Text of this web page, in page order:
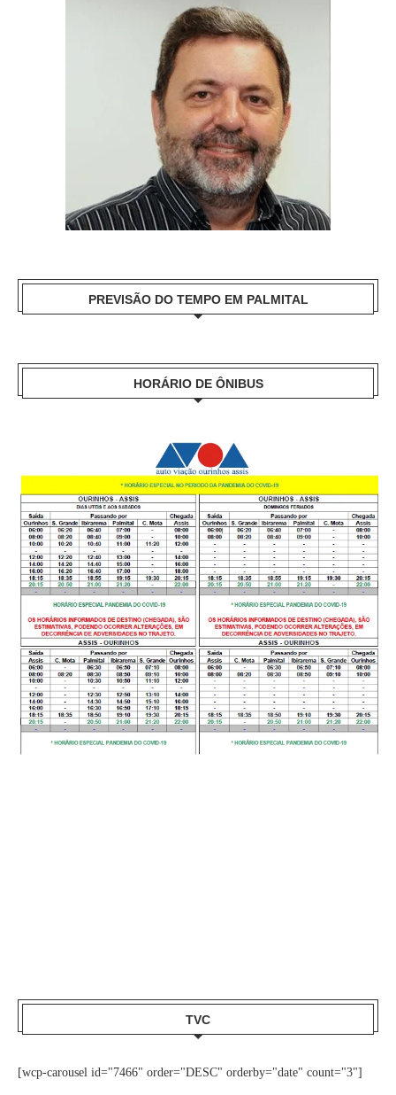
PREVISÃO DO TEMPO EM PALMITAL
HORÁRIO DE ÔNIBUS
TVC
[wcp-carousel id="7466" order="DESC" orderby="date" count="3"]